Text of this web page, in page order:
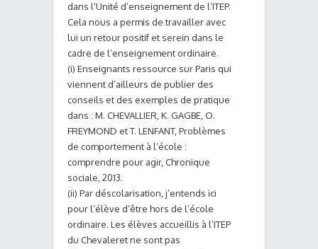
dans l’Unité d’enseignement de l’ITEP.
Cela nous a permis de travailler avec
lui un retour positif et serein dans le
cadre de l’enseignement ordinaire.
(i) Enseignants ressource sur Paris qui
viennent d’ailleurs de publier des
conseils et des exemples de pratique
dans : M. CHEVALLIER, K. GAGBE, O.
FREYMOND et T. LENFANT, Problèmes
de comportement à l’école :
comprendre pour agir, Chronique
sociale, 2013.
(ii) Par déscolarisation, j’entends ici
pour l’élève d’être hors de l’école
ordinaire. Les élèves accueillis à l’ITEP
du Chevaleret ne sont pas